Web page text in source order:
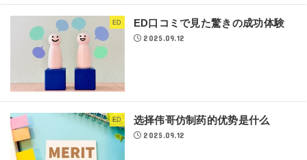
ED ED口コミで見た驚きの成功体験
2025.09.12
ED 选择伟哥仿制药的优势是什么
2025.09.12